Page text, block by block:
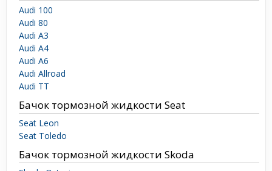
Audi 100
Audi 80
Audi A3
Audi A4
Audi A6
Audi Allroad
Audi TT
Бачок тормозной жидкости Seat
Seat Leon
Seat Toledo
Бачок тормозной жидкости Skoda